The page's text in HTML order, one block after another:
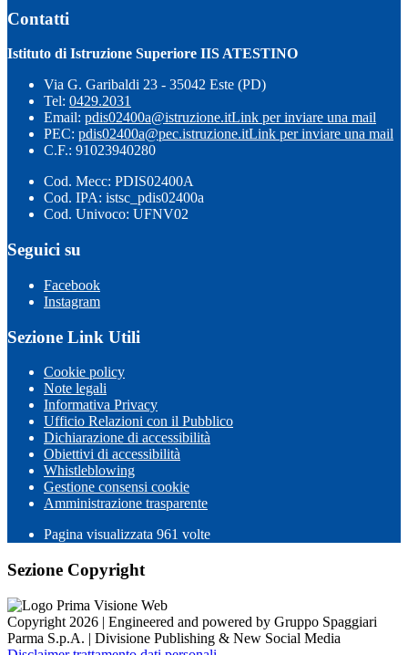
Contatti
Istituto di Istruzione Superiore IIS ATESTINO
Via G. Garibaldi 23 - 35042 Este (PD)
Tel: 0429.2031
Email: pdis02400a@istruzione.itLink per inviare una mail
PEC: pdis02400a@pec.istruzione.itLink per inviare una mail
C.F.: 91023940280
Cod. Mecc: PDIS02400A
Cod. IPA: istsc_pdis02400a
Cod. Univoco: UFNV02
Seguici su
Facebook
Instagram
Sezione Link Utili
Cookie policy
Note legali
Informativa Privacy
Ufficio Relazioni con il Pubblico
Dichiarazione di accessibilità
Obiettivi di accessibilità
Whistleblowing
Gestione consensi cookie
Amministrazione trasparente
Pagina visualizzata 961 volte
Sezione Copyright
Copyright 2026 | Engineered and powered by Gruppo Spaggiari
Parma S.p.A. | Divisione Publishing & New Social Media